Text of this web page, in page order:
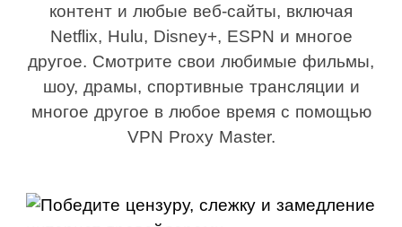
контент и любые веб-сайты, включая
Netflix, Hulu, Disney+, ESPN и многое
другое. Смотрите свои любимые фильмы,
шоу, драмы, спортивные трансляции и
многое другое в любое время с помощью
VPN Proxy Master.